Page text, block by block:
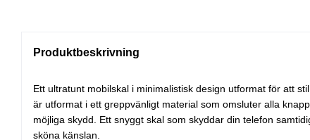
Produktbeskrivning
Ett ultratunt mobilskal i minimalistisk design utformat för att
är utformat i ett greppvänligt material som omsluter alla
möjliga skydd. Ett snyggt skal som skyddar din telefon
sköna känslan.